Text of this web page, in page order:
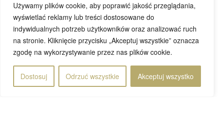
Używamy plików cookie, aby poprawić jakość przeglądania,
wyświetlać reklamy lub treści dostosowane do
indywidualnych potrzeb użytkowników oraz analizować ruch
na stronie. Kliknięcie przycisku „Akceptuj wszystkie” oznacza
zgodę na wykorzystywanie przez nas plików cookie.
Dostosuj Odrzuć wszystkie Akceptuj wszystko
Rafał
12 lutego 2023